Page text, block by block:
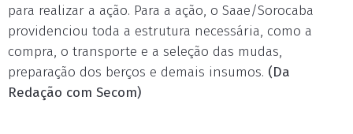
para realizar a ação. Para a ação, o Saae/Sorocaba
providenciou toda a estrutura necessária, como a
compra, o transporte e a seleção das mudas,
preparação dos berços e demais insumos. (Da
Redação com Secom)